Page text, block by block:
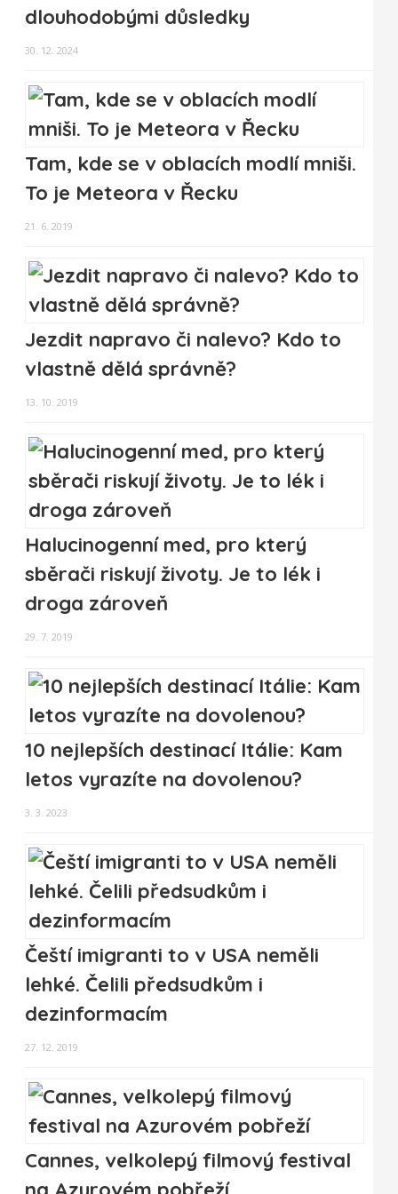
dlouhodobými důsledky
30. 12. 2024
Tam, kde se v oblacích modlí mniši.
To je Meteora v Řecku
21. 6. 2019
Jezdit napravo či nalevo? Kdo to
vlastně dělá správně?
13. 10. 2019
Halucinogenní med, pro který
sběrači riskují životy. Je to lék i
droga zároveň
29. 7. 2019
10 nejlepších destinací Itálie: Kam
letos vyrazíte na dovolenou?
3. 3. 2023
Čeští imigranti to v USA neměli
lehké. Čelili předsudkům i
dezinformacím
27. 12. 2019
Cannes, velkolepý filmový festival